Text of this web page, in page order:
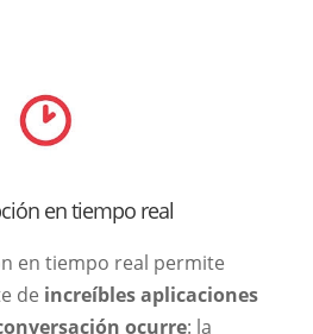
en tiempo real
en tiempo real permite
de increíbles aplicaciones
ocurre: la